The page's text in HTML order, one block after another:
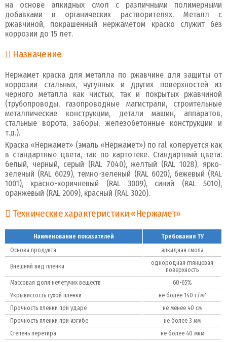
на основе алкидных смол с различными полимерными
добавками в органических растворителях. Металл с
ржавчиной, покрашенный нержаметом краско служит без
коррозии до 15 лет.
Назначение
Нержамет краска для металла по ржавчине для защиты от
коррозии стальных, чугунных и других поверхностей из
черного металла как чистых, так и покрытых ржавчиной
(трубопроводы, газопроводные магистрали, строительные
металлические конструкции, детали машин, аппаратов,
стальные ворота, заборы, железобетонные конструкции и
т.д.).
Краска «Нержамет» (эмаль «Нержамет») по ral колеруется как
в стандартные цвета, так по картотеке. Стандартный цвета:
белый, черный, серый (RAL 7040), желтый (RAL 1028), ярко-
зеленый (RAL 6029), темно-зеленый (RAL 6020), бежевый (RAL
1001), красно-коричневый (RAL 3009), синий (RAL 5010),
оранжевый (RAL 2009), красный (RAL 3020).
Технические характеристики «Нержамет»
Наименование показателей
Требования ТУ
Основа продукта
алкидная смола
Внешний вид пленки
однородная глянцевая
поверхность
Массовая доля нелетучих веществ
60-65%
Укрывистость сухой пленки
не более 140 г/м²
Прочность пленки при ударе
не менее 40 см
Прочность пленки при изгибе
не более 3 мм
Степень перетира
не более 40 мкм